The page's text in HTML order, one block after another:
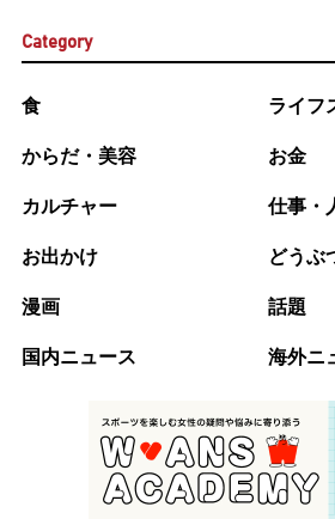
Category
食 ライフ
からだ・美容 お金
カルチャー 仕事・
お出かけ どうぶ
漫画 話題
国内ニュース 海外ニ